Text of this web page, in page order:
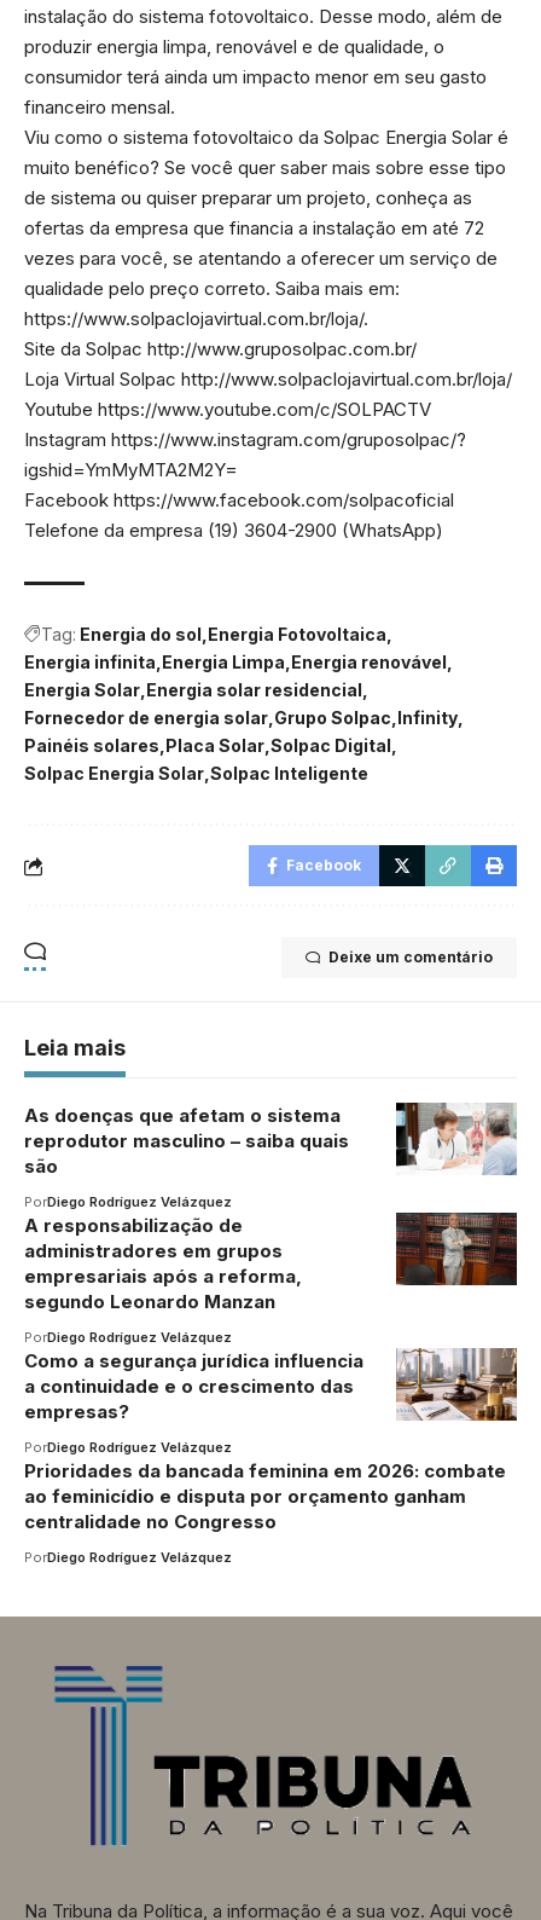
instalação do sistema fotovoltaico. Desse modo, além de
produzir energia limpa, renovável e de qualidade, o
consumidor terá ainda um impacto menor em seu gasto
financeiro mensal.
Viu como o sistema fotovoltaico da Solpac Energia Solar é
muito benéfico? Se você quer saber mais sobre esse tipo
de sistema ou quiser preparar um projeto, conheça as
ofertas da empresa que financia a instalação em até 72
vezes para você, se atentando a oferecer um serviço de
qualidade pelo preço correto. Saiba mais em:
https://www.solpaclojavirtual.com.br/loja/.
Site da Solpac http://www.gruposolpac.com.br/
Loja Virtual Solpac http://www.solpaclojavirtual.com.br/loja/
Youtube https://www.youtube.com/c/SOLPACTV
Instagram https://www.instagram.com/gruposolpac/?
igshid=YmMyMTA2M2Y=
Facebook https://www.facebook.com/solpacoficial
Telefone da empresa (19) 3604-2900 (WhatsApp)
Tag: Energia do sol
Energia Fotovoltaica
Energia infinita Energia Limpa Energia renovável
Energia Solar Energia solar residencial
Fornecedor de energia solar Grupo Solpac
Infinity
Painéis solares Placa Solar Solpac Digital
Solpac Energia Solar Solpac Inteligente
Facebook
Deixe um comentário
Leia mais
As doenças que afetam o sistema
reprodutor masculino – saiba quais
são
PorDiego Rodríguez Velázquez
A responsabilização de
administradores em grupos
empresariais após a reforma,
segundo Leonardo Manzan
PorDiego Rodríguez Velázquez
Como a segurança jurídica influencia
a continuidade e o crescimento das
empresas?
PorDiego Rodríguez Velázquez
Prioridades da bancada feminina em 2026: combate
ao feminicídio e disputa por orçamento ganham
centralidade no Congresso
PorDiego Rodríguez Velázquez
Na Tribuna da Política, a informação é a sua voz. Aqui você